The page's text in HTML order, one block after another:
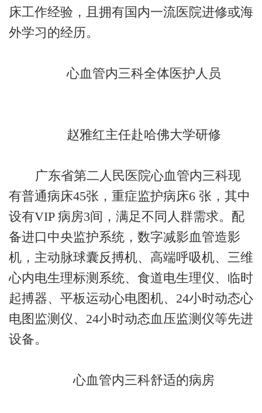
床工作经验，且拥有国内一流医院进修或海
外学习的经历。
心血管内三科全体医护人员
赵雅红主任赴哈佛大学研修
广东省第二人民医院心血管内三科现
有普通病床45张，重症监护病床6 张，其中
设有VIP 病房3间，满足不同人群需求。配
备进口中央监护系统，数字减影血管造影
机，主动脉球囊反搏机、高端呼吸机、三维
心内电生理标测系统、食道电生理仪、临时
起搏器、平板运动心电图机、24小时动态心
电图监测仪、24小时动态血压监测仪等先进
设备。
心血管内三科舒适的病房